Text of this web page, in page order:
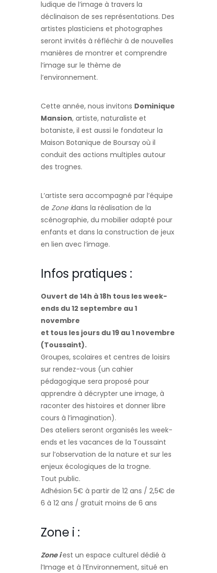
ludique de l’image à travers la
déclinaison de ses représentations. Des
artistes plasticiens et photographes
seront invités à réfléchir à de nouvelles
manières de montrer et comprendre
l’image sur le thème de
l’environnement.
Cette année, nous invitons Dominique
Mansion, artiste, naturaliste et
botaniste, il est aussi le fondateur la
Maison Botanique de Boursay où il
conduit des actions multiples autour
des trognes.
L’artiste sera accompagné par l’équipe
de Zone idans la réalisation de la
scénographie, du mobilier adapté pour
enfants et dans la construction de jeux
en lien avec l’image.
Infos pratiques :
Ouvert de 14h à 18h tous les week-
ends du 12 septembre au 1
novembre
et tous les jours du 19 au 1 novembre
(Toussaint).
Groupes, scolaires et centres de loisirs
sur rendez-vous (un cahier
pédagogique sera proposé pour
apprendre à décrypter une image, à
raconter des histoires et donner libre
cours à l’imagination).
Des ateliers seront organisés les week-
ends et les vacances de la Toussaint
sur l’observation de la nature et sur les
enjeux écologiques de la trogne.
Tout public.
Adhésion 5€ à partir de 12 ans / 2,5€ de
6 à 12 ans / gratuit moins de 6 ans
Zone i :
Zone iest un espace culturel dédié à
l’Image et à l’Environnement, situé en